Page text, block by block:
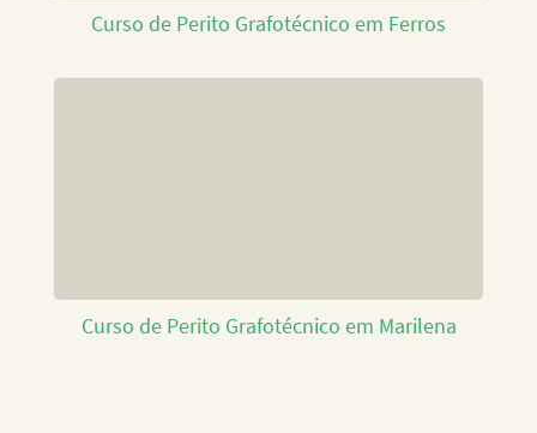
Curso de Perito Grafotécnico em Ferros
Curso de Perito Grafotécnico em Marilena